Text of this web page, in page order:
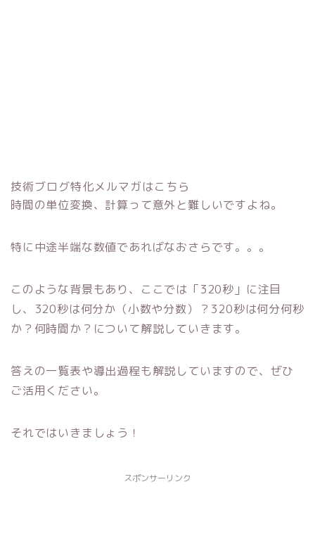
技術ブログ特化メルマガはこちら
時間の単位変換、計算って意外と難しいですよね。
特に中途半端な数値であればなおさらです。。。
このような背景もあり、ここでは「320秒」に注目
し、320秒は何分か（小数や分数）？320秒は何分何秒
か？何時間か？について解説していきます。
答えの一覧表や導出過程も解説していますので、ぜひ
ご活用ください。
それではいきましょう！
スポンサーリンク